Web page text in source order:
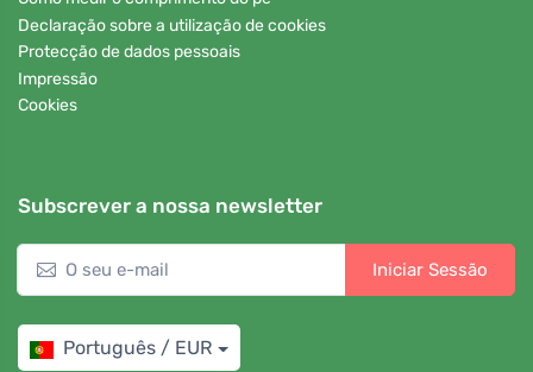
Declaração sobre a utilização de cookies
Protecção de dados pessoais
Impressão
Cookies
Subscrever a nossa newsletter
Iniciar Sessão
Português / EUR